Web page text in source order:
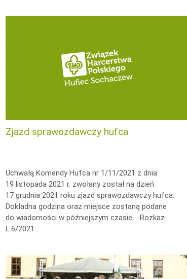
Zjazd sprawozdawczy hufca
Uchwałą Komendy Hufca nr 1/11/2021 z dnia
19 listopada 2021 r. zwołany został na dzień
17 grudnia 2021 roku zjazd sprawozdawczy hufca.
Dokładna godzina oraz miejsce zostaną podane
do wiadomości w późniejszym czasie. Rozkaz
L.6/2021 …